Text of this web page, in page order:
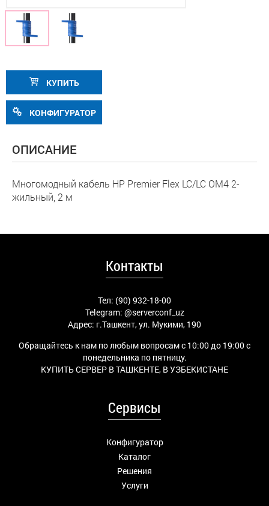
КУПИТЬ
КОНФИГУРАТОР
ОПИСАНИЕ
Многомодный кабель HP Premier Flex LC/LC OM4 2-
жильный, 2 м
Контакты
Тел: (90) 932-18-00
Telegram: @serverconf_uz
Адрес: г.Ташкент, ул. Мукими, 190
Обращайтесь к нам по любым вопросам с 10:00 до 19:00 с
понедельника по пятницу.
КУПИТЬ СЕРВЕР В ТАШКЕНТЕ, В УЗБЕКИСТАНЕ
Сервисы
Конфигуратор
Каталог
Решения
Услуги